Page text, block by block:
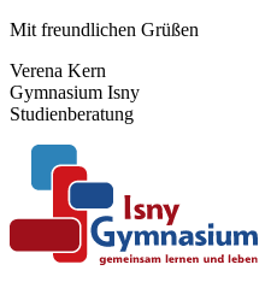
Mit freundlichen Grüßen
Verena Kern
Gymnasium Isny
Studienberatung